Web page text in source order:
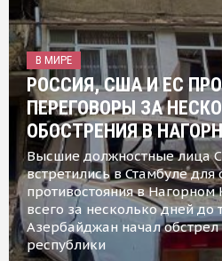
В МИРЕ
РОССИЯ, США И ЕС
ПЕРЕГОВОРЫ ЗА
ОБОСТРЕНИЯ В
Высшие должностные лица
встретились в Стамбуле для
противостояния в Нагорном
всего за несколько дней до
Азербайджан начал
республики